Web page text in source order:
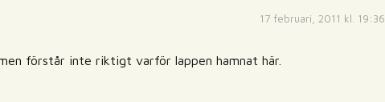
17 februari, 2011 kl. 19:36
förstår inte riktigt varför lappen hamnat här.